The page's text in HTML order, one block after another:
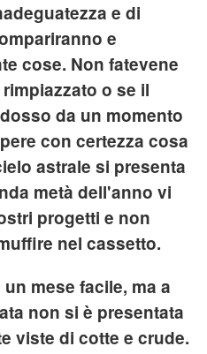
e di
e
cose. Non fatevene
o se il
da un momento
con certezza cosa
astrale si presenta
metà dell'anno vi
progetti e non
nel cassetto.
mese facile, ma a
non si è presentata
viste di cotte e crude.